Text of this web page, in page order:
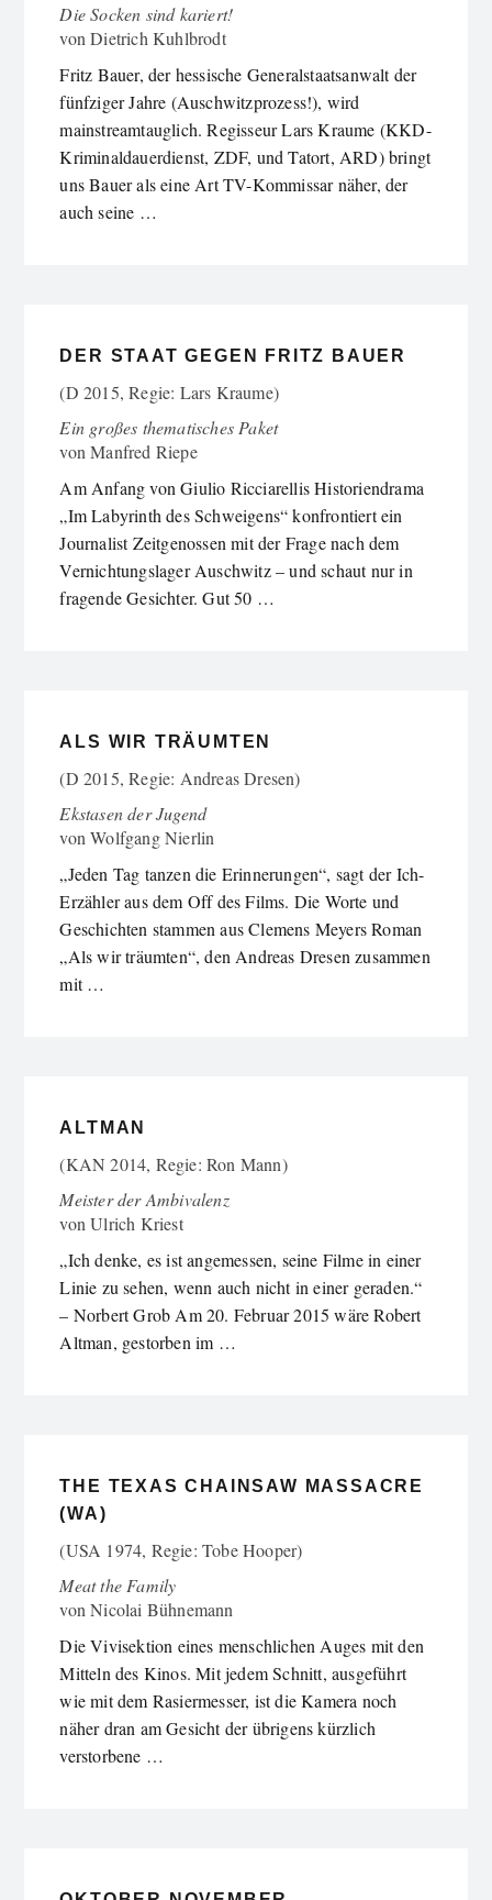
Die Socken sind kariert!
vonDietrich Kuhlbrodt
Fritz Bauer, der hessische Generalstaatsanwalt der
fünfziger Jahre (Auschwitzprozess!), wird
mainstreamtauglich. Regisseur Lars Kraume (KKD-
Kriminaldauerdienst, ZDF, und Tatort, ARD) bringt
uns Bauer als eine Art TV-Kommissar näher, der
auch seine …
DER STAAT GEGEN FRITZ BAUER
(D 2015, Regie: Lars Kraume)
Ein großes thematisches Paket
vonManfred Riepe
Am Anfang von Giulio Ricciarellis Historiendrama
„Im Labyrinth des Schweigens“ konfrontiert ein
Journalist Zeitgenossen mit der Frage nach dem
Vernichtungslager Auschwitz – und schaut nur in
fragende Gesichter. Gut 50 …
ALS WIR TRÄUMTEN
(D 2015, Regie: Andreas Dresen)
Ekstasen der Jugend
vonWolfgang Nierlin
„Jeden Tag tanzen die Erinnerungen“, sagt der Ich-
Erzähler aus dem Off des Films. Die Worte und
Geschichten stammen aus Clemens Meyers Roman
„Als wir träumten“, den Andreas Dresen zusammen
mit …
ALTMAN
(KAN 2014, Regie: Ron Mann)
Meister der Ambivalenz
vonUlrich Kriest
„Ich denke, es ist angemessen, seine Filme in einer
Linie zu sehen, wenn auch nicht in einer geraden.“
– Norbert Grob Am 20. Februar 2015 wäre Robert
Altman, gestorben im …
THE TEXAS CHAINSAW MASSACRE
(WA)
(USA 1974, Regie: Tobe Hooper)
Meat the Family
vonNicolai Bühnemann
Die Vivisektion eines menschlichen Auges mit den
Mitteln des Kinos. Mit jedem Schnitt, ausgeführt
wie mit dem Rasiermesser, ist die Kamera noch
näher dran am Gesicht der übrigens kürzlich
verstorbene …